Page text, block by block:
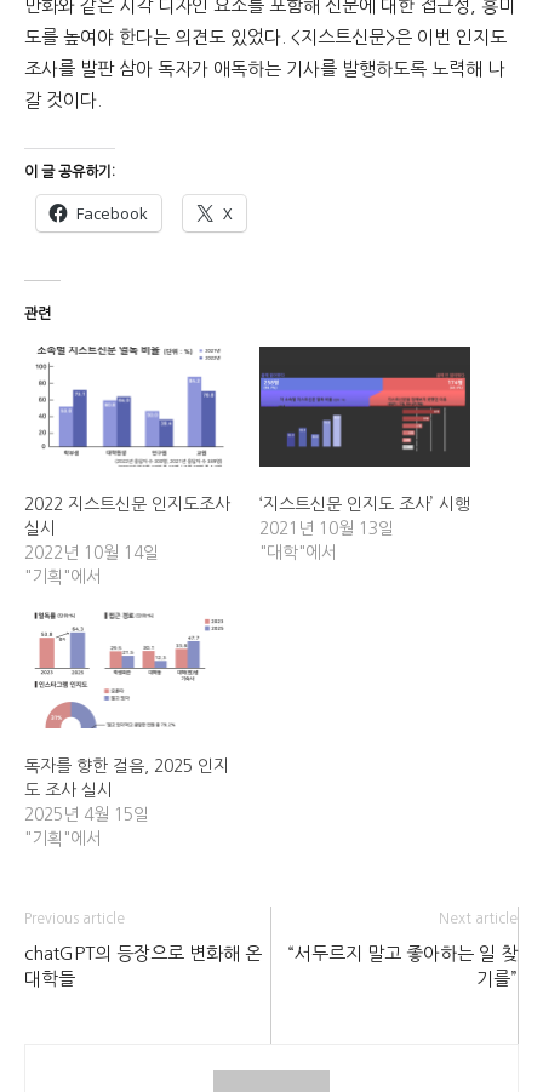
만화와 같은 시각 디자인 요소를 포함해 신문에 대한 접근성, 흥미
도를 높여야 한다는 의견도 있었다. <지스트신문>은 이번 인지도
조사를 발판 삼아 독자가 애독하는 기사를 발행하도록 노력해 나
갈 것이다.
이 글 공유하기:
Facebook X
관련
2022 지스트신문 인지도조사
실시
2022년 10월 14일
"기획"에서
‘지스트신문 인지도 조사’ 시행
2021년 10월 13일
"대학"에서
독자를 향한 걸음, 2025 인지
도 조사 실시
2025년 4월 15일
"기획"에서
Previous article
chatGPT의 등장으로 변화해 온
대학들
Next article
“서두르지 말고 좋아하는 일 찾
기를”